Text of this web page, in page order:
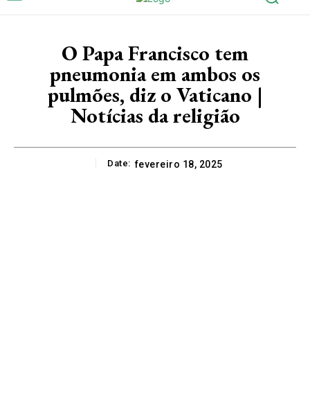
O Papa Francisco tem
pneumonia em ambos os
pulmões, diz o Vaticano |
Notícias da religião
Date: fevereiro 18, 2025